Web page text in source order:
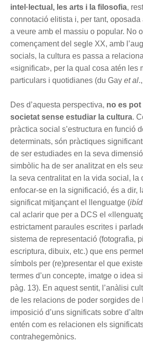
intel·lectual, les arts i la filosofia,
connotació elitista i, per tant,
a veure amb el massiu o popular. No
començament del segle XX, amb
socials, la cultura es passa a
«significat», per la qual cosa atén les
particulars i quotidianes (du Gay et al
Des d’aquesta perspectiva, no es
societat sense estudiar la cultura.
pràctica social s’estructura en funció
determinats, són pràctiques
de ser estudiades en la seva
simbòlic ha de ser analitzat en els
la seva centralitat en la vida social, la
enfocar-se en la significació, és a dir,
significat mitjançant el llenguatge (
cal aclarir que per a DCS el
estrictament paraules escrites i
sistema de representació (fotografia,
escriptura, dibuix, etc.) que ens
símbols per (re)presentar el que
termes d’un concepte, imatge o idea
pàg. 13). En aquest sentit, l’anàlisi
de les relacions de poder sorgides de
imposició d’uns significats sobre
entén com es relacionen els
contrahegemònics.